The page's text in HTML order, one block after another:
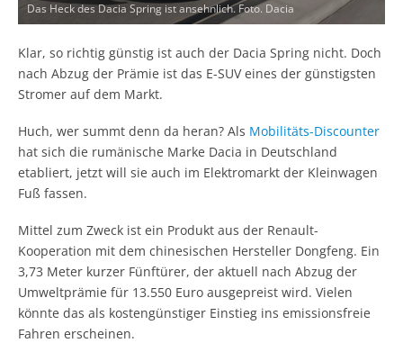
Das Heck des Dacia Spring ist ansehnlich. Foto. Dacia
Klar, so richtig günstig ist auch der Dacia Spring nicht. Doch
nach Abzug der Prämie ist das E-SUV eines der günstigsten
Stromer auf dem Markt.
Huch, wer summt denn da heran? Als Mobilitäts-Discounter
hat sich die rumänische Marke Dacia in Deutschland
etabliert, jetzt will sie auch im Elektromarkt der Kleinwagen
Fuß fassen.
Mittel zum Zweck ist ein Produkt aus der Renault-
Kooperation mit dem chinesischen Hersteller Dongfeng. Ein
3,73 Meter kurzer Fünftürer, der aktuell nach Abzug der
Umweltprämie für 13.550 Euro ausgepreist wird. Vielen
könnte das als kostengünstiger Einstieg ins emissionsfreie
Fahren erscheinen.